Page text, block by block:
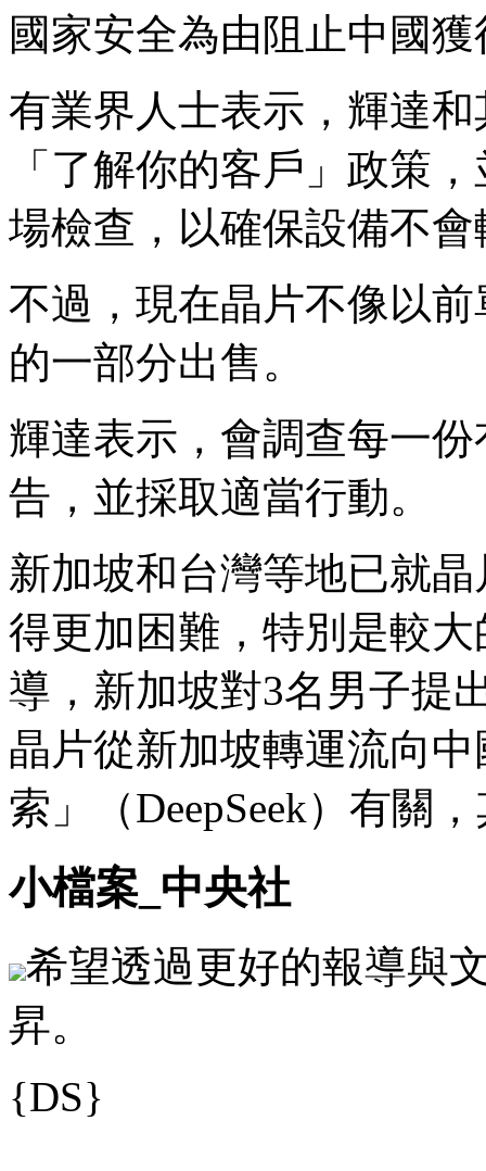
國家安全為由阻止中國
有業界人士表示，輝達
「了解你的客戶」政策
場檢查，以確保設備不
不過，現在晶片不像以
的一部分出售。
輝達表示，會調查每一
告，並採取適當行動。
新加坡和台灣等地已就
得更加困難，特別是較
導，新加坡對3名男子提
晶片從新加坡轉運流向
索」（DeepSeek）有關
小檔案_中央社
希望透過更好的報導與
昇。
{DS}